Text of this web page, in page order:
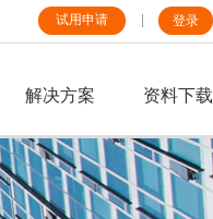
试用申请 登录
解决方案 资料下载